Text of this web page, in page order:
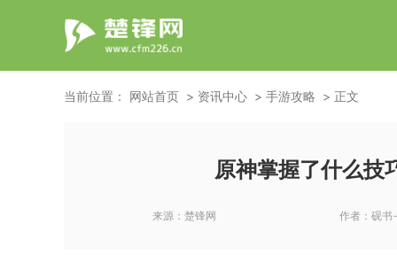
当前位置： 网站首页 资讯中心 手游攻略 正文
原神掌握了什么技
来源： 楚锋网 作者： 砚书